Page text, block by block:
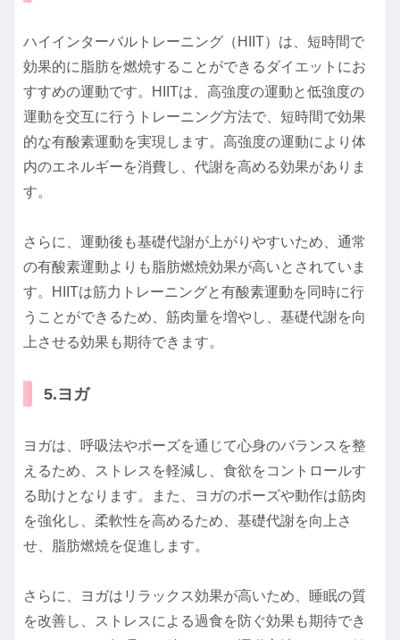
ハイインターバルトレーニング（HIIT）は、短時間で
効果的に脂肪を燃焼することができるダイエットにお
すすめの運動です。HIITは、高強度の運動と低強度の
運動を交互に行うトレーニング方法で、短時間で効果
的な有酸素運動を実現します。高強度の運動により体
内のエネルギーを消費し、代謝を高める効果がありま
す。
さらに、運動後も基礎代謝が上がりやすいため、通常
の有酸素運動よりも脂肪燃焼効果が高いとされていま
す。HIITは筋力トレーニングと有酸素運動を同時に行
うことができるため、筋肉量を増やし、基礎代謝を向
上させる効果も期待できます。
5.ヨガ
ヨガは、呼吸法やポーズを通じて心身のバランスを整
えるため、ストレスを軽減し、食欲をコントロールす
る助けとなります。また、ヨガのポーズや動作は筋肉
を強化し、柔軟性を高めるため、基礎代謝を向上さ
せ、脂肪燃焼を促進します。
さらに、ヨガはリラックス効果が高いため、睡眠の質
を改善し、ストレスによる過食を防ぐ効果も期待でき